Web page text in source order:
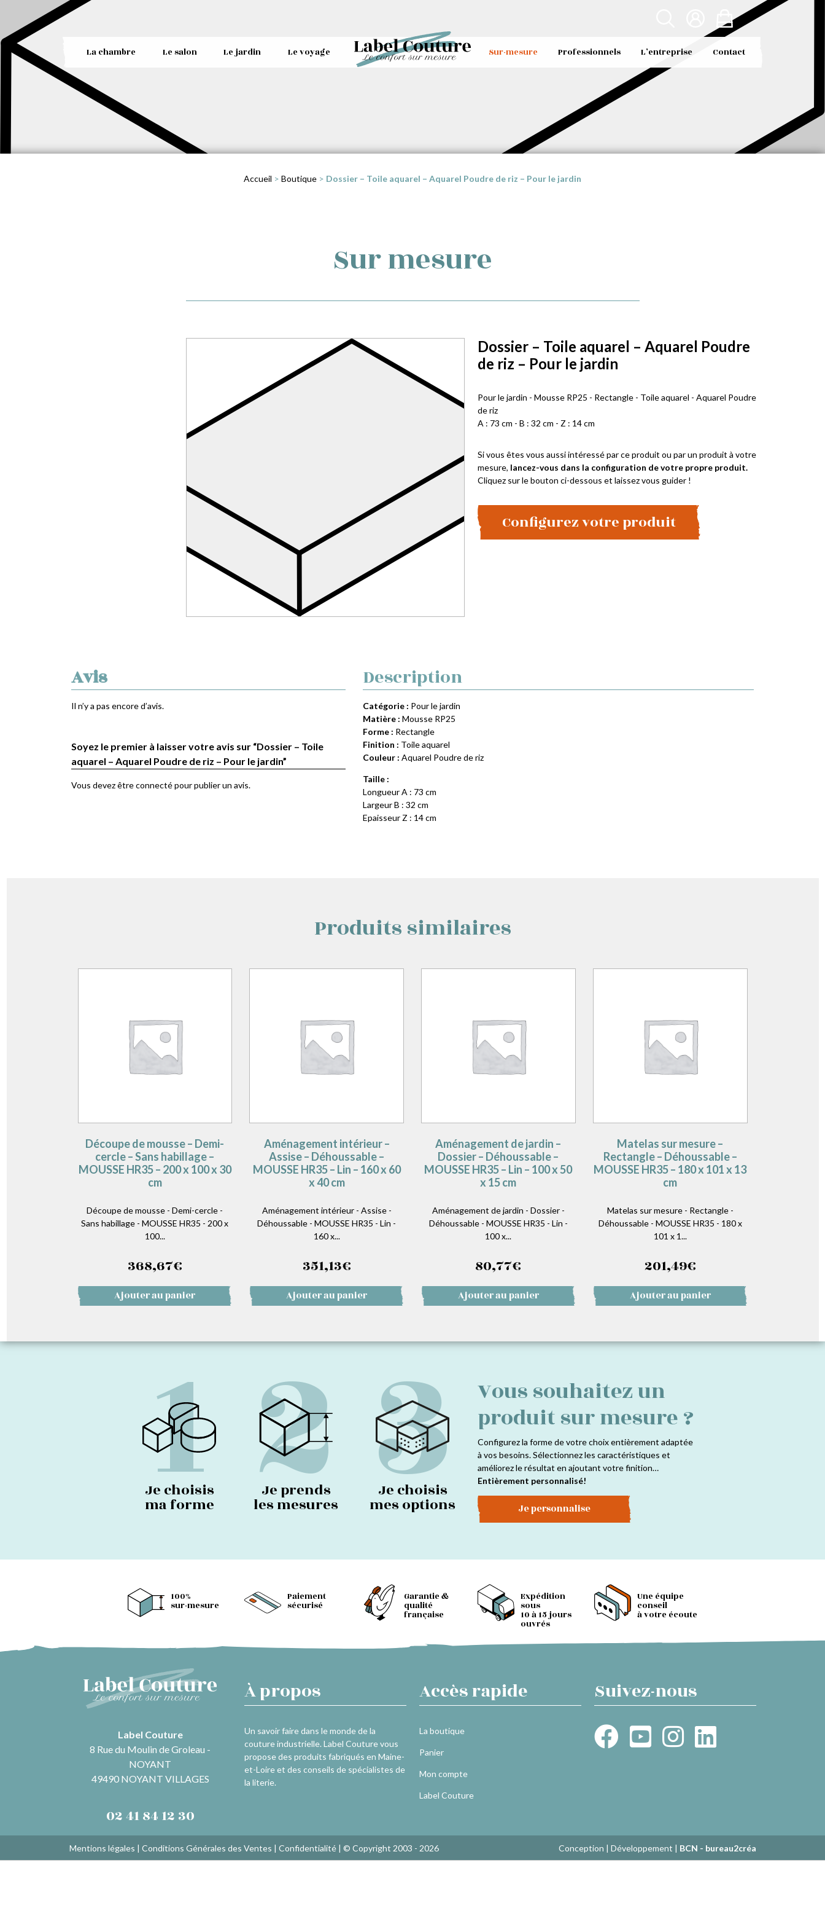
La chambre Le salon Le jardin Le voyage Sur-mesure Professionnels L’entreprise Contact
Accueil > Boutique > Dossier – Toile aquarel – Aquarel Poudre de riz – Pour le jardin
Sur mesure
Dossier – Toile aquarel – Aquarel Poudre
de riz – Pour le jardin
Pour le jardin - Mousse RP25 - Rectangle - Toile aquarel - Aquarel Poudre
de riz
A : 73 cm - B : 32 cm - Z : 14 cm
Si vous êtes vous aussi intéressé par ce produit ou par un produit à votre
mesure, lancez-vous dans la configuration de votre propre produit.
Cliquez sur le bouton ci-dessous et laissez vous guider !
Configurez votre produit
Avis
Il n’y a pas encore d’avis.
Soyez le premier à laisser votre avis sur “Dossier – Toile
aquarel – Aquarel Poudre de riz – Pour le jardin”
Vous devez êtreconnectépour publier un avis.
Description
Catégorie : Pour le jardin
Matière : Mousse RP25
Forme : Rectangle
Finition : Toile aquarel
Couleur : Aquarel Poudre de riz
Taille :
Longueur A : 73 cm
Largeur B : 32 cm
Epaisseur Z : 14 cm
Produits similaires
Découpe de mousse – Demi-
cercle – Sans habillage –
MOUSSE HR35 – 200 x 100 x 30
cm
Découpe de mousse - Demi-cercle -
Sans habillage - MOUSSE HR35 - 200 x
100...
368,67€
Ajouter au panier
Aménagement intérieur –
Assise – Déhoussable –
MOUSSE HR35 – Lin – 160 x 60
x 40 cm
Aménagement intérieur - Assise -
Déhoussable - MOUSSE HR35 - Lin -
160 x...
351,13€
Ajouter au panier
Aménagement de jardin –
Dossier – Déhoussable –
MOUSSE HR35 – Lin – 100 x 50
x 15 cm
Aménagement de jardin - Dossier -
Déhoussable - MOUSSE HR35 - Lin -
100 x...
80,77€
Ajouter au panier
Matelas sur mesure –
Rectangle – Déhoussable –
MOUSSE HR35 – 180 x 101 x 13
cm
Matelas sur mesure - Rectangle -
Déhoussable - MOUSSE HR35 - 180 x
101 x 1...
201,49€
Ajouter au panier
1
Je choisis
ma forme 2
Je prends
les mesures 3
Je choisis
mes options
Vous souhaitez un
produit sur mesure ?
Configurez la forme de votre choix entièrement adaptée
à vos besoins. Sélectionnez les caractéristiques et
améliorez le résultat en ajoutant votre finition…
Entièrement personnalisé!
Je personnalise
100%
sur-mesure
Paiement
sécurisé
Garantie &
qualité
française
Expédition
sous
10 à 15 jours
ouvrés
Une équipe
conseil
à votre écoute
Label Couture
8 Rue du Moulin de Groleau -
NOYANT
49490 NOYANT VILLAGES
02 41 84 12 30
À propos
Un savoir faire dans le monde de la
couture industrielle. Label Couture vous
propose des produits fabriqués en Maine-
et-Loire et des conseils de spécialistes de
la literie.
Accès rapide
La boutique
Panier
Mon compte
Label Couture
Suivez-nous
Mentions légales | Conditions Générales des Ventes | Confidentialité| © Copyright 2003 - 2026 Conception | Développement | BCN - bureau2créa